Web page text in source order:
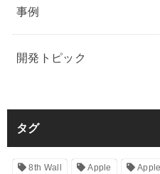
事例
開発トピック
タグ
8th Wall Apple